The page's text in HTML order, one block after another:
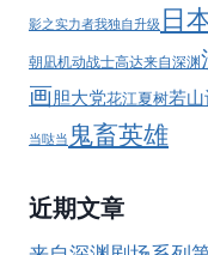
影之实力者我独自升级 日
朝凪机动战士高达来自深渊
画胆大党花江夏树若
当哒当 鬼畜英雄
近期文章